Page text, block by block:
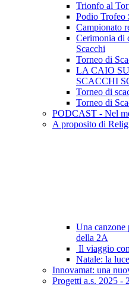
Trionfo al
Podio Trofeo
Campionato
Cerimonia di
Scacchi
Torneo di
LA CAIO
SCACCHI
Torneo di
Torneo di
PODCAST - Nel
A proposito di
Una canzone
della 2A
Il viaggio
Natale: la
Innovamat: una
Progetti a.s. 2025 -